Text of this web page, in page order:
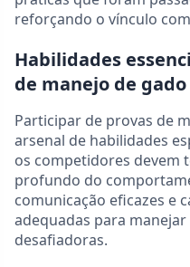
reforçando o vínculo
Habilidades
de manejo de gado
Participar de provas de
arsenal de habilidades
os competidores devem
profundo do
comunicação eficazes e
adequadas para
desafiadoras.